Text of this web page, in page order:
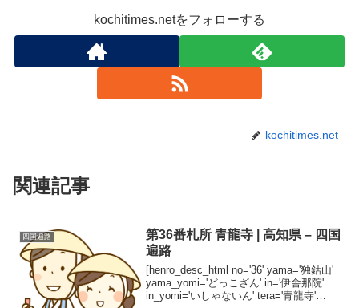
kochitimes.netをフォローする
kochitimes.net
関連記事
四国遍路
第36番札所 青龍寺 | 高知県 – 四国
遍路
[henro_desc_html no='36' yama='独鈷山'
yama_yomi='どっこざん' in='伊舎那院'
in_yomi='いしゃないん' tera='青龍寺'